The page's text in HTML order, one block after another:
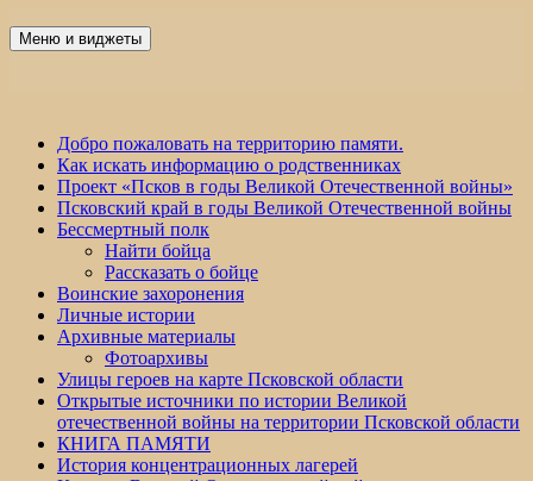
Победа 60
Меню и виджеты
Добро пожаловать на территорию памяти.
Как искать информацию о родственниках
Проект «Псков в годы Великой Отечественной войны»
Псковский край в годы Великой Отечественной войны
Бессмертный полк
Найти бойца
Рассказать о бойце
Воинские захоронения
Личные истории
Архивные материалы
Фотоархивы
Улицы героев на карте Псковской области
Открытые источники по истории Великой
отечественной войны на территории Псковской области
КНИГА ПАМЯТИ
История концентрационных лагерей